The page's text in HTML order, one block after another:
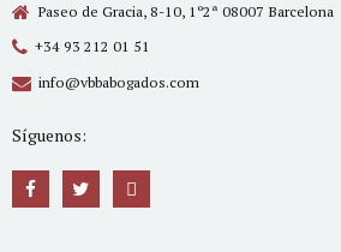
Paseo de Gracia, 8-10, 1º2ª 08007 Barcelona
+34 93 212 01 51
info@vbbabogados.com
Síguenos: